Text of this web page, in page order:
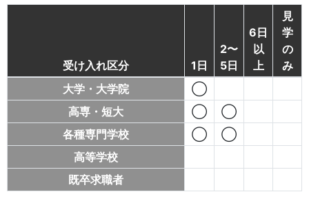
受け入れ区分 1日
2〜
5日
6日
以
上
見
学
の
み
大学・大学院
◯
高専・短大
◯
◯
各種専門学校
◯
◯
高等学校
既卒求職者